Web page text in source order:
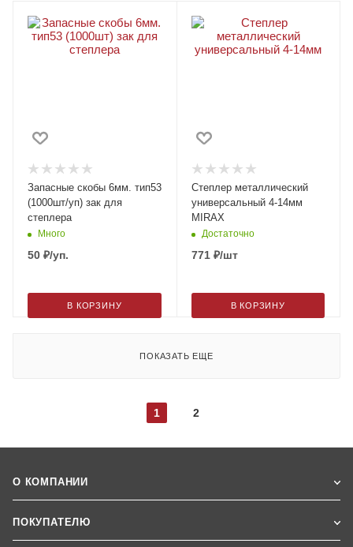
Запасные скобы 6мм. тип53
(1000шт/уп) зак для
степлера
Много
50 ₽/уп.
В КОРЗИНУ
Степлер металлический
универсальный 4-14мм
MIRAX
Достаточно
771₽/шт
В КОРЗИНУ
ПОКАЗАТЬ ЕЩЕ
1 2
О КОМПАНИИ
ПОКУПАТЕЛЮ